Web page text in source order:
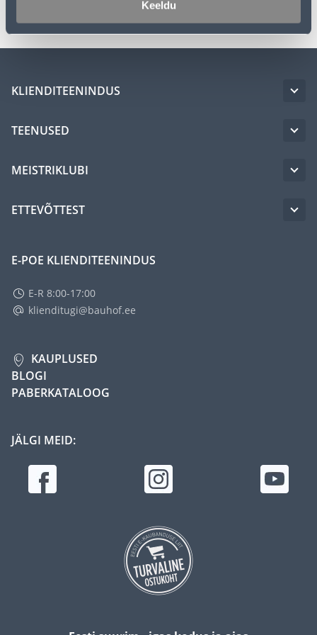
Keeldu
KLIENDITEENINDUS
TEENUSED
MEISTRIKLUBI
ETTEVÕTTEST
E-POE KLIENDITEENINDUS
E-R 8:00-17:00
klienditugi@bauhof.ee
KAUPLUSED
BLOGI
PABERKATALOOG
JÄLGI MEID: